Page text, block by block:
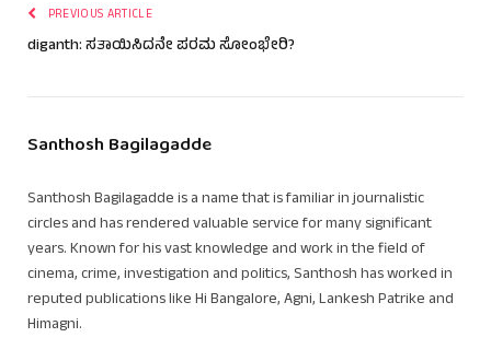
PREVIOUS ARTICLE
diganth: ಸತಾಯಿಸಿದನೇ ಪರಮ ಸೋಂಭೇರಿ?
Santhosh Bagilagadde
Santhosh Bagilagadde is a name that is familiar in journalistic
circles and has rendered valuable service for many significant
years. Known for his vast knowledge and work in the field of
cinema, crime, investigation and politics, Santhosh has worked in
reputed publications like Hi Bangalore, Agni, Lankesh Patrike and
Himagni.